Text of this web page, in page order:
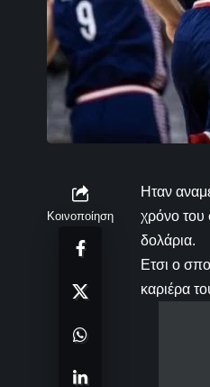
Κοινοποίηση
Ηταν
χρόνο του
δολάρια.
Ετσι ο
καριέρα